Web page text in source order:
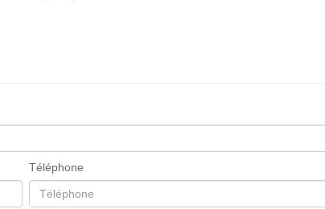
Téléphone